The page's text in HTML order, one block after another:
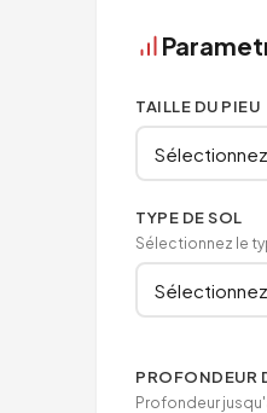
TAILLE DU PIEU
TYPE DE SOL
Sélectionnez le
PROFONDEUR
Profondeur